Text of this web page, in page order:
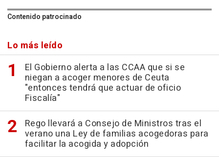
Contenido patrocinado
Lo más leído
El Gobierno alerta a las CCAA que si se
niegan a acoger menores de Ceuta
"entonces tendrá que actuar de oficio
Fiscalía"
Rego llevará a Consejo de Ministros tras el
verano una Ley de familias acogedoras para
facilitar la acogida y adopción